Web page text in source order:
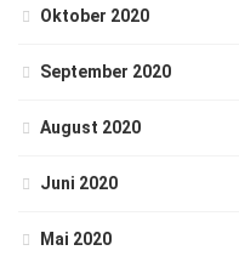
Oktober 2020
September 2020
August 2020
Juni 2020
Mai 2020